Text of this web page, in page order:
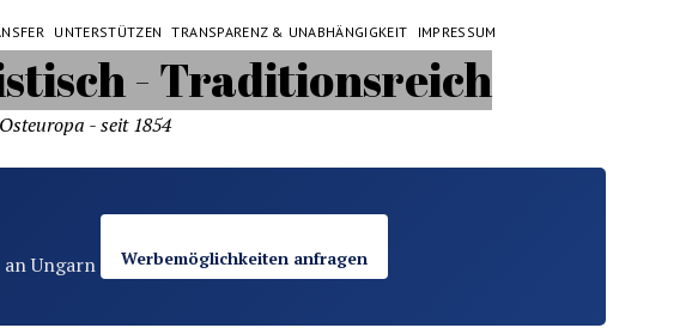
UNTERSTÜTZEN TRANSPARENZ & UNABHÄNGIGKEIT IMPRESSUM
- seit 1854
Ungarn
Werbemöglichkeiten anfragen